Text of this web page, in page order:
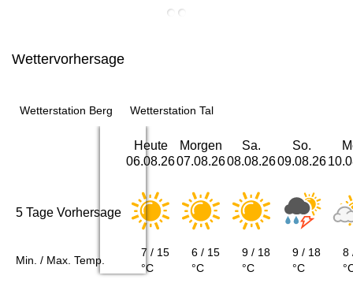
Wettervorhersage
Wetterstation Berg Wetterstation Tal
Heute
06.08.26
Morgen
07.08.26
Sa.
08.08.26
So.
09.08.26
5 Tage Vorhersage
Min. / Max. Temp.
7 / 15
°C
6 / 15
°C
9 / 18
°C
9 / 18
°C
8